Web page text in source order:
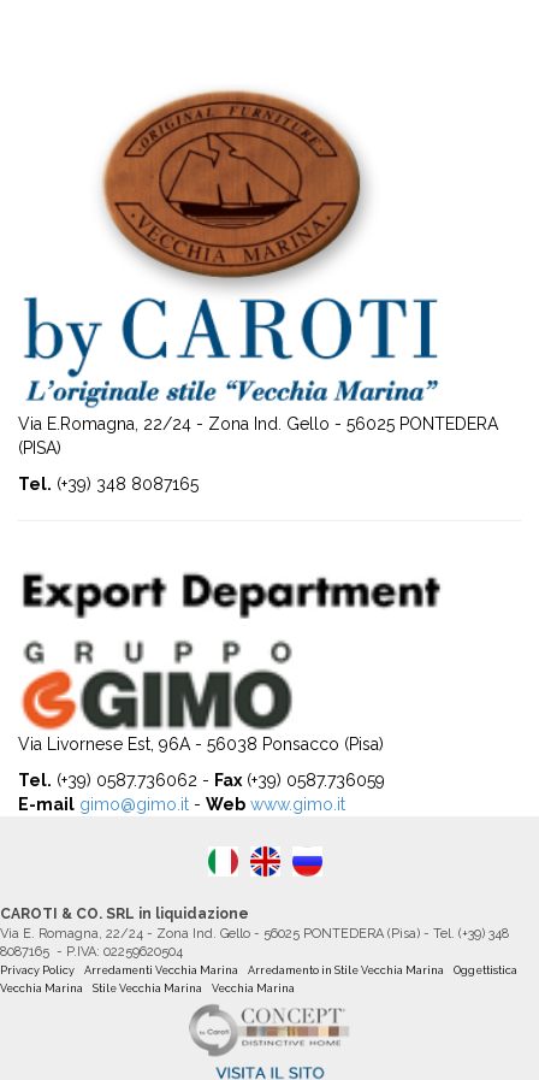
Via E.Romagna, 22/24 - Zona Ind. Gello - 56025 PONTEDERA
(PISA)
Tel. (+39) 348 8087165
Via Livornese Est, 96A - 56038 Ponsacco (Pisa)
Tel. (+39) 0587.736062 - Fax(+39) 0587.736059
E-mail gimo@gimo.it - Web www.gimo.it
CAROTI & CO. SRL in liquidazione
Via E. Romagna, 22/24 - Zona Ind. Gello - 56025 PONTEDERA (Pisa) - Tel. (+39) 348
8087165 - P.IVA: 02259620504
Privacy Policy Arredamenti Vecchia Marina Arredamento in Stile Vecchia Marina
Oggettistica
Vecchia Marina
Stile Vecchia Marina Vecchia Marina